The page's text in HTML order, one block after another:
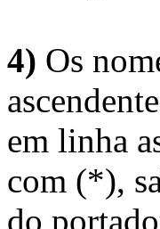
4) Os
em linha
com (*),
do